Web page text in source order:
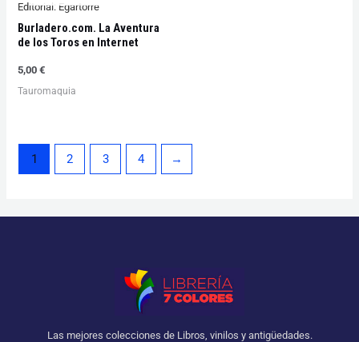
Editorial: Egartorre
Burladero.com. La Aventura
de los Toros en Internet
5,00€
Tauromaquia
1 2 3 4 →
Las mejores colecciones de Libros, vinilos y antigüedades.